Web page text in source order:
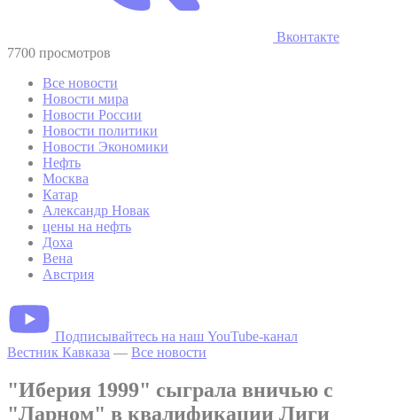
Вконтакте
7700 просмотров
Все новости
Новости мира
Новости России
Новости политики
Новости Экономики
Нефть
Москва
Катар
Александр Новак
цены на нефть
Доха
Вена
Австрия
Подписывайтесь на наш YouTube-канал
Вестник Кавказа — Все новости
"Иберия 1999" сыграла вничью с
"Ларном" в квалификации Лиги